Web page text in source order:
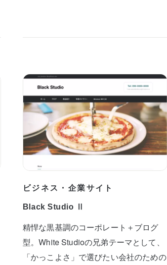
ビジネス・企業サイト
Black Studio Ⅱ
精悍な黒基調のコーポレート＋ブログ
型。White Studioの兄弟テーマとして、
「かっこよさ」で選びたい会社のための